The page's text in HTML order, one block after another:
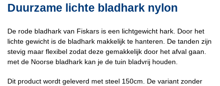
Duurzame lichte bladhark nylon
De rode bladhark van Fiskars is een lichtgewicht hark. Door het
lichte gewicht is de bladhark makkelijk te hanteren. De tanden zijn
stevig maar flexibel zodat deze gemakkelijk door het afval gaan.
met de Noorse bladhark kan je de tuin bladvrij houden.
Dit product wordt geleverd met steel 150cm. De variant zonder